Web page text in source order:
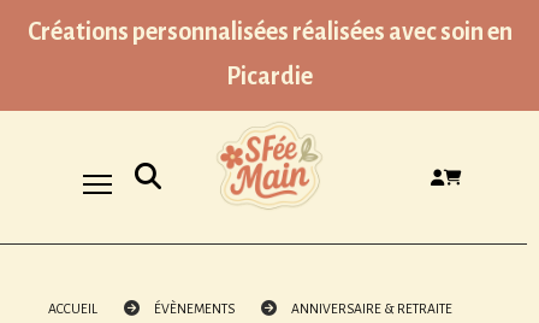
Créations personnalisées réalisées avec soin en
Picardie
Ouvrir la recherche
ACCUEIL ÉVÈNEMENTS ANNIVERSAIRE & RETRAITE